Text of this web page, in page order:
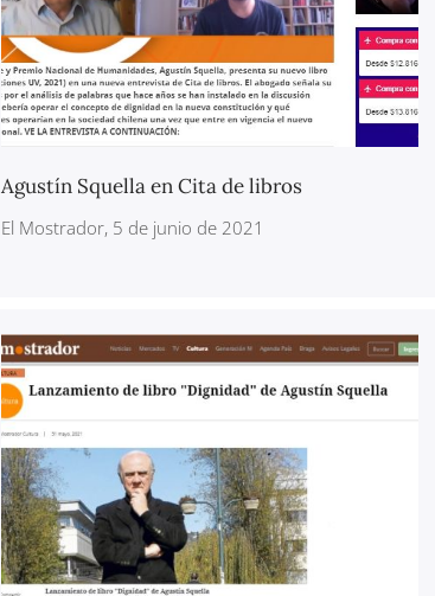
Agustín Squella en Cita de libros
El Mostrador, 5 de junio de 2021